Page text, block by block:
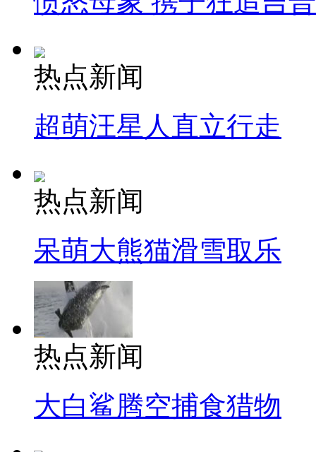
热点新闻
超萌汪星人直立行走
热点新闻
呆萌大熊猫滑雪取乐
热点新闻
大白鲨腾空捕食猎物